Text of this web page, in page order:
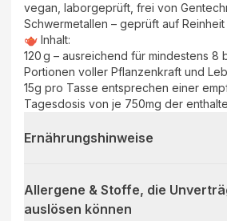
vegan, laborgeprüft, frei von
Schwermetallen – geprüft auf
🫖 Inhalt:
120 g – ausreichend für mindestens 8
Portionen voller Pflanzenkraft und
15g pro Tasse entsprechen einer
Tagesdosis von je 750mg der
Ernährungshinweise
Allergene & Stoffe, die
auslösen können